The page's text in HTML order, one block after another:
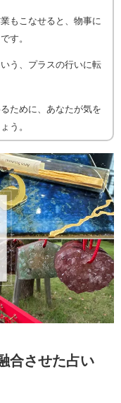
もこなせると、物事に
す。
う、プラスの行いに転
ために、あなたが気を
う。
合させた占い